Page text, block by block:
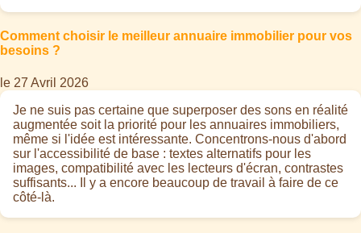
Comment choisir le meilleur annuaire immobilier pour vos
besoins ?
le 27 Avril 2026
Je ne suis pas certaine que superposer des sons en réalité
augmentée soit la priorité pour les annuaires immobiliers,
même si l'idée est intéressante. Concentrons-nous d'abord
sur l'accessibilité de base : textes alternatifs pour les
images, compatibilité avec les lecteurs d'écran, contrastes
suffisants... Il y a encore beaucoup de travail à faire de ce
côté-là.